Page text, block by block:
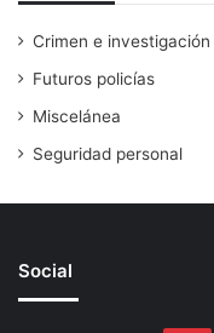
Crimen e investigación
Futuros policías
Miscelánea
Seguridad personal
Social